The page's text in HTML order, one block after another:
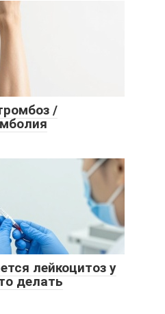
/
лейкоцитоз у
делать